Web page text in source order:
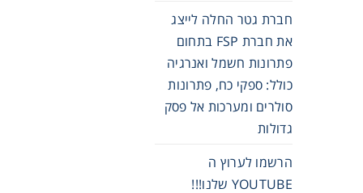
חברת גטר החלה לייצג
את חברת FSP בתחום
פתרונות חשמל ואנרגיה
כולל: ספקי כח, פתרונות
סולרים ומערכות אל פסק
גדולות
הרשמו לערוץ ה
YOUTUBE שלנו!!!